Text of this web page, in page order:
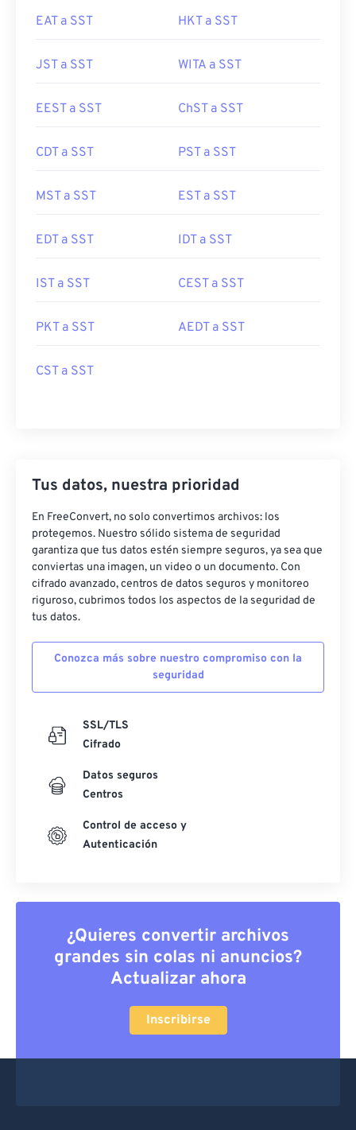
EAT a SST HKT a SST
JST a SST WITA a SST
EEST a SST ChST a SST
CDT a SST PST a SST
MST a SST EST a SST
EDT a SST IDT a SST
IST a SST CEST a SST
PKT a SST AEDT a SST
CST a SST
Tus datos, nuestra prioridad
En FreeConvert, no solo convertimos archivos: los
protegemos. Nuestro sólido sistema de seguridad
garantiza que tus datos estén siempre seguros, ya sea que
conviertas una imagen, un video o un documento. Con
cifrado avanzado, centros de datos seguros y monitoreo
riguroso, cubrimos todos los aspectos de la seguridad de
tus datos.
Conozca más sobre nuestro compromiso con la
seguridad
SSL/TLS
Cifrado
Datos seguros
Centros
Control de acceso y
Autenticación
¿Quieres convertir archivos
grandes sin colas ni anuncios?
Actualizar ahora
Inscribirse